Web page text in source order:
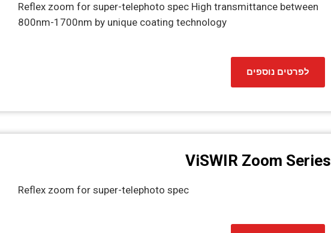
Reflex zoom for super-telephoto spec High transmittance between
800nm-1700nm by unique coating technology
לפרטים נוספים
ViSWIR Zoom Series
Reflex zoom for super-telephoto spec